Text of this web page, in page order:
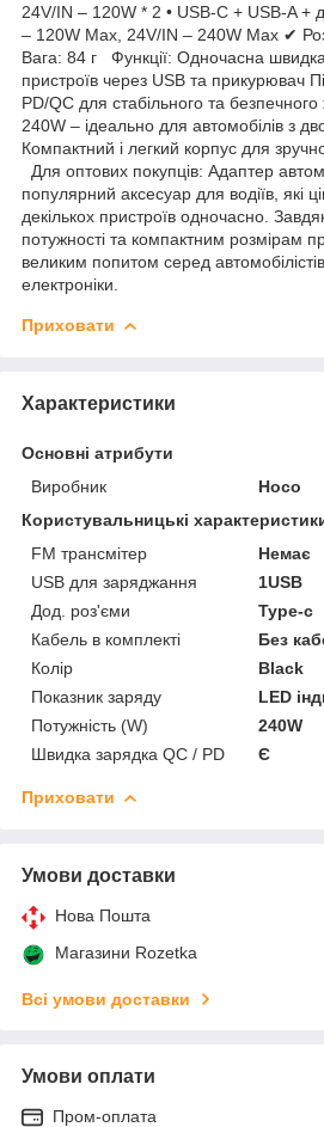
24V/IN – 120W * 2 • USB-C + USB-A +
– 120W Max, 24V/IN – 240W Max ✔
Вага: 84 г Функції: Одночасна швидка
пристроїв через USB та прикурювач
PD/QC для стабільного та
240W – ідеально для автомобілів з
Компактний і легкий корпус для
Для оптових покупців: Адаптер
популярний аксесуар для водіїв, які
декількох пристроїв одночасно.
потужності та компактним розмірам
великим попитом серед
електроніки.
Приховати
Характеристики
Основні атрибути
Виробник
Hoco
Користувальницькі
FM трансмітер
Немає
USB для заряджання
1USB
Дод. роз'єми
Type-c
Кабель в комплекті
Без
Колір
Black
Показник заряду
LED
Потужність (W)
240W
Швидка зарядка QC / PD
Є
Приховати
Умови доставки
Нова Пошта
Магазини Rozetka
Всі умови доставки
Умови оплати
Пром-оплата